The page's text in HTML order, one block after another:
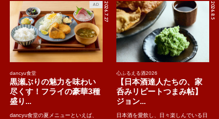
2026.7.27
AD
dancyu食堂
黒瀬ぶりの魅力を味わい
尽くす！フライの豪華3種
盛り...
dancyu食堂の夏メニューといえば、
2026.8.5
心ふるえる酒2026
【日本酒達人たちの、家
呑みリピートつまみ帖】
ジョン...
日本酒を愛飲し、日々楽しんでいる日